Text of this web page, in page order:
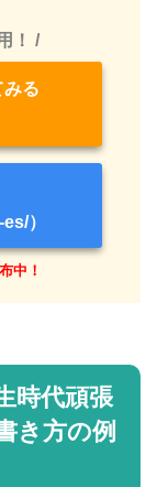
！ /
る
）
中！
時代頑張
き方の例